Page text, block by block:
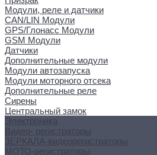
Модули, реле и датчики
CAN/LIN Модули
GPS/Глонасс Модули
GSM Модули
Датчики
Дополнительные модули
Модули автозапуска
Модули моторного отсека
Дополнительные реле
Сирены
Центральный замок
Электроника
Видео- регистраторы
ЗЕРКАЛА-видеорегистраторы
МОТО-регистраторы